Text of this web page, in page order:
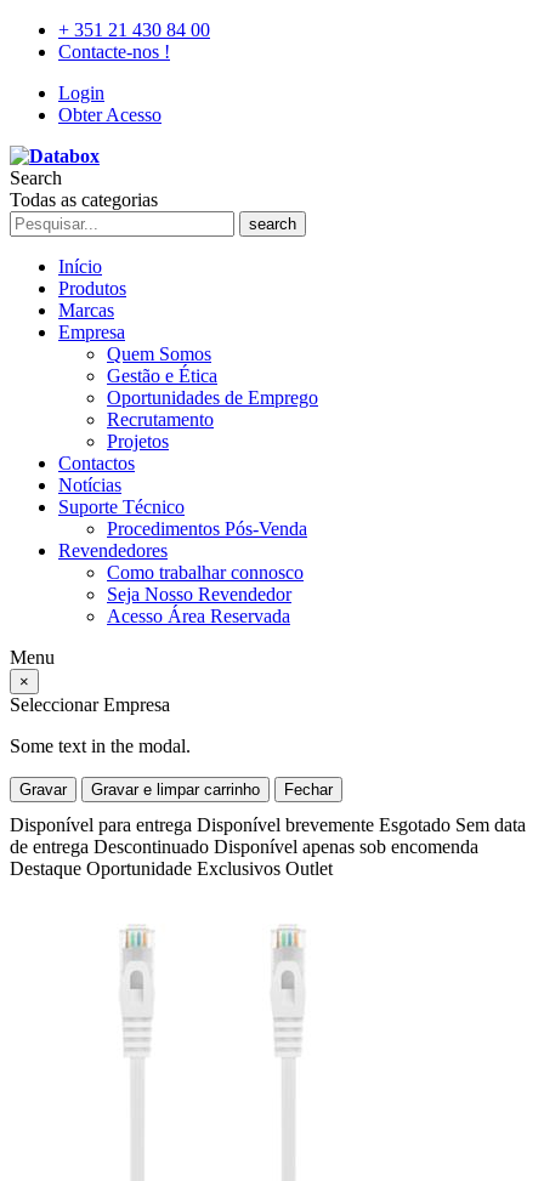
+ 351 21 430 84 00
Contacte-nos !
Login
Obter Acesso
Search
Todas as categorias
search
Início
Produtos
Marcas
Empresa
Quem Somos
Gestão e Ética
Oportunidades de Emprego
Recrutamento
Projetos
Contactos
Notícias
Suporte Técnico
Procedimentos Pós-Venda
Revendedores
Como trabalhar connosco
Seja Nosso Revendedor
Acesso Área Reservada
Menu
×
Seleccionar Empresa
Some text in the modal.
Gravar Gravar e limpar carrinho Fechar
Disponível para entrega Disponível brevemente Esgotado Sem data
de entrega Descontinuado Disponível apenas sob encomenda
Destaque Oportunidade Exclusivos Outlet